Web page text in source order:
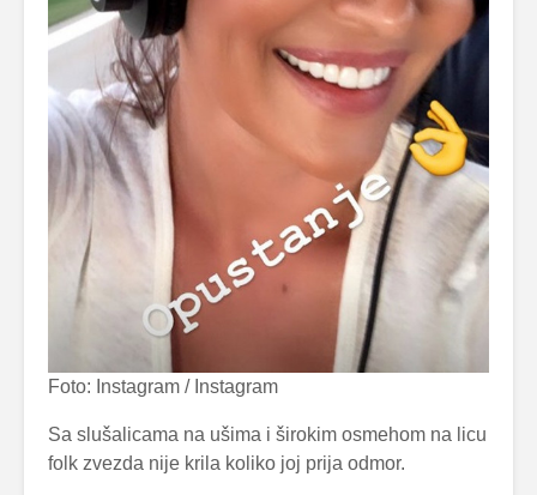
Foto: Instagram / Instagram
Sa slušalicama na ušima i širokim osmehom na licu
folk zvezda nije krila koliko joj prija odmor.